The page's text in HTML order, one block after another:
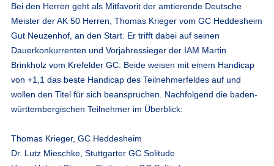
Bei den Herren geht als Mitfavorit der amtierende Deutsche
Meister der AK 50 Herren, Thomas Krieger vom GC Heddesheim
Gut Neuzenhof, an den Start. Er trifft dabei auf seinen
Dauerkonkurrenten und Vorjahressieger der IAM Martin
Brinkholz vom Krefelder GC. Beide weisen mit einem Handicap
von +1,1 das beste Handicap des Teilnehmerfeldes auf und
wollen den Titel für sich beanspruchen. Nachfolgend die baden-
württembergischen Teilnehmer im Überblick:
Thomas Krieger, GC Heddesheim
Dr. Lutz Mieschke, Stuttgarter GC Solitude